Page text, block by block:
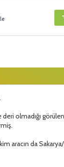
olmadığı
aracın da